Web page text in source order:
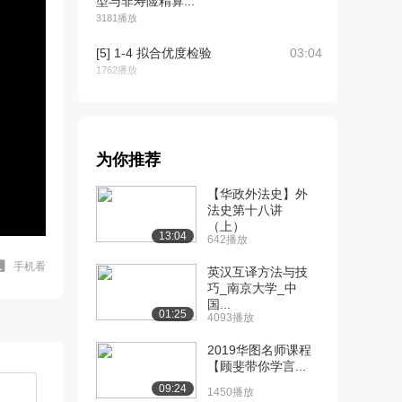
手机看
3181播放
[5] 1-4 拟合优度检验
1762播放
03:04
[7] 【名师课堂】《风险模
927播放
[8] 2-1 分保协议
815播放
[9] 2-3 通货膨胀 06:40
1474播放
[11] 2-5&2-6 超额保单和
为你推荐
13:04
【华政外法史】外
法史第十八讲
（上）
642播放
01:25
英汉互译方法与技
巧_南京大学_中
国...
4093播放
09:24
2019华图名师课程
【顾斐带你学言...
1450播放